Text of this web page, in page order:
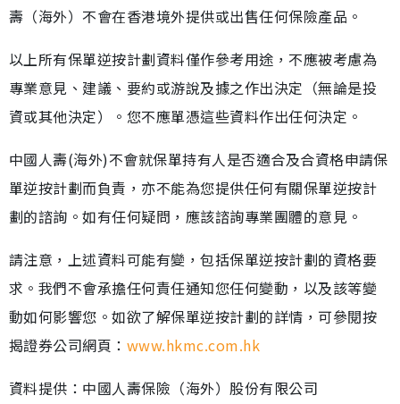
壽（海外）不會在香港境外提供或出售任何保險產品。
以上所有保單逆按計劃資料僅作參考用途，不應被考慮為
專業意見、建議、要約或游說及據之作出決定（無論是投
資或其他決定）。您不應單憑這些資料作出任何決定。
中國人壽(海外)不會就保單持有人是否適合及合資格申請保
單逆按計劃而負責，亦不能為您提供任何有關保單逆按計
劃的諮詢。如有任何疑問，應該諮詢專業團體的意見。
請注意，上述資料可能有變，包括保單逆按計劃的資格要
求。我們不會承擔任何責任通知您任何變動，以及該等變
動如何影響您。如欲了解保單逆按計劃的詳情，可參閱按
揭證券公司網頁： www.hkmc.com.hk
資料提供：中國人壽保險（海外）股份有限公司